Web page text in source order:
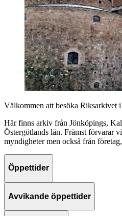
Välkommen att besöka Riksarkivet i
Här finns arkiv från Jönköpings,
Östergötlands län. Främst förvarar
myndigheter men också från
Öppettider
Avvikande öppettider